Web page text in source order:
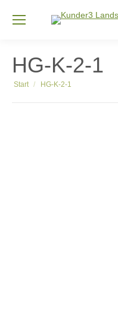
HG-K-2-1
Sie befinden sich hier:
Start HG-K-2-1